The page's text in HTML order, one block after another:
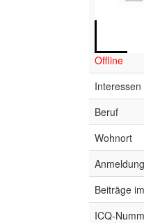
Offline
Interessen
Beruf
Wohnort
Beiträge
ICQ-